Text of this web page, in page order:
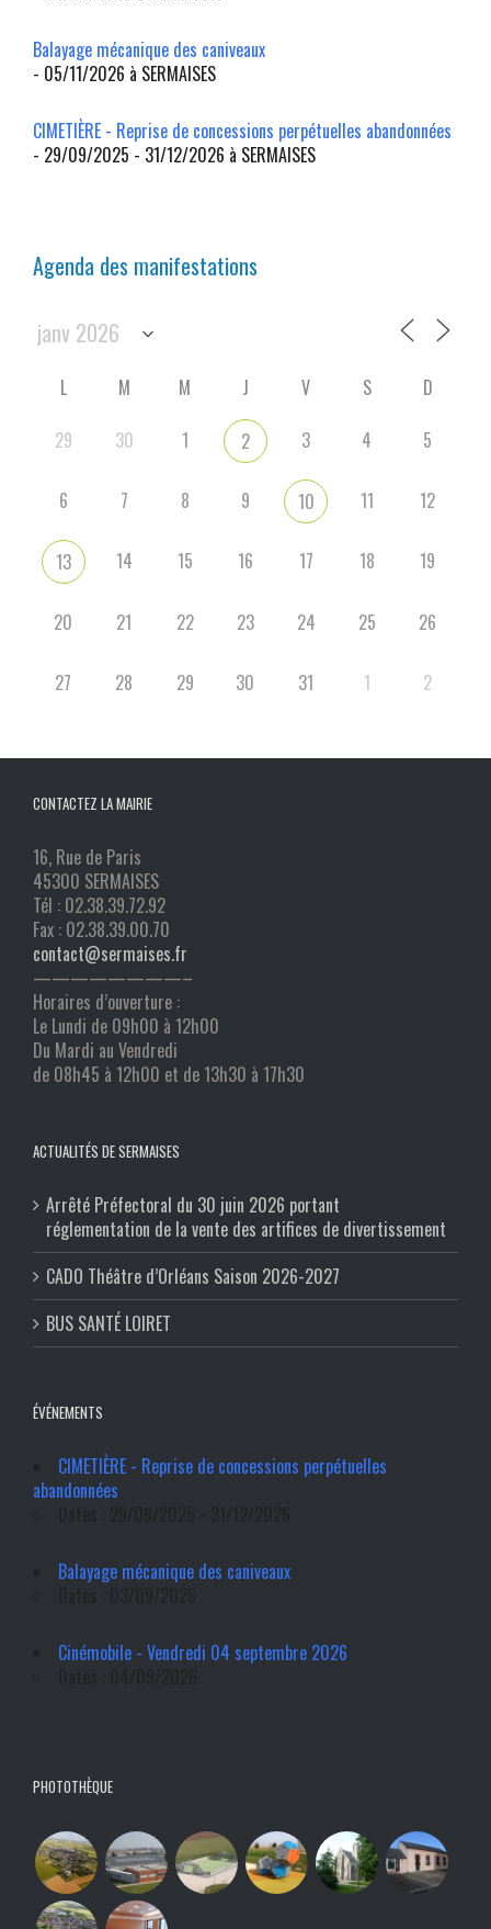
Balayage mécanique des caniveaux
- 05/11/2026 à SERMAISES
CIMETIÈRE - Reprise de concessions perpétuelles abandonnées
- 29/09/2025 - 31/12/2026 à SERMAISES
Agenda des manifestations
L M M J V S
D
29
30 1 2 3 4 5
6 7 8 9 10 11 12
13 14 15 16 17 18 19
20 21 22 23 24 25 26
27 28 29 30 31 1 2
CONTACTEZ LA MAIRIE
16, Rue de Paris
45300 SERMAISES
Tél : 02.38.39.72.92
Fax : 02.38.39.00.70
contact@sermaises.fr
————————–
Horaires d’ouverture :
Le Lundi de 09h00 à 12h00
Du Mardi au Vendredi
de 08h45 à 12h00 et de 13h30 à 17h30
ACTUALITÉS DE SERMAISES
Arrêté Préfectoral du 30 juin 2026 portant
réglementation de la vente des artifices de divertissement
CADO Théâtre d’Orléans Saison 2026-2027
BUS SANTÉ LOIRET
ÉVÉNEMENTS
CIMETIÈRE - Reprise de concessions perpétuelles
abandonnées
Balayage mécanique des caniveaux
Cinémobile - Vendredi 04 septembre 2026
PHOTOTHÈQUE